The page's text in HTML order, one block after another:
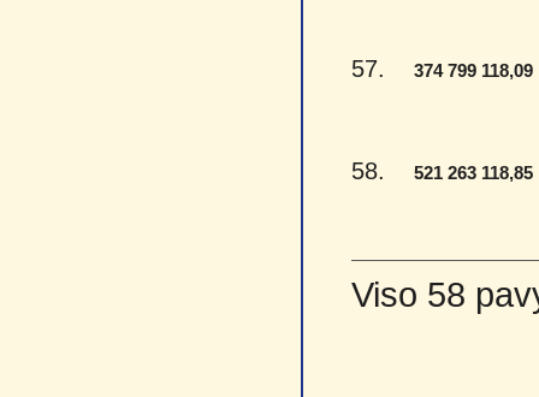
57. 374 799 118,09
58. 521 263 118,85
Viso 58